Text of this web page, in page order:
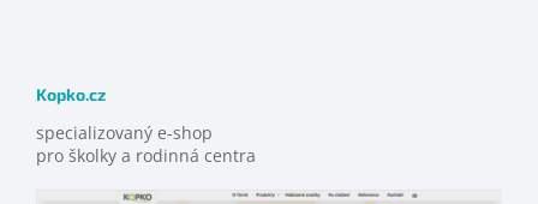
Kopko.cz
specializovaný e-shop
pro školky a rodinná centra